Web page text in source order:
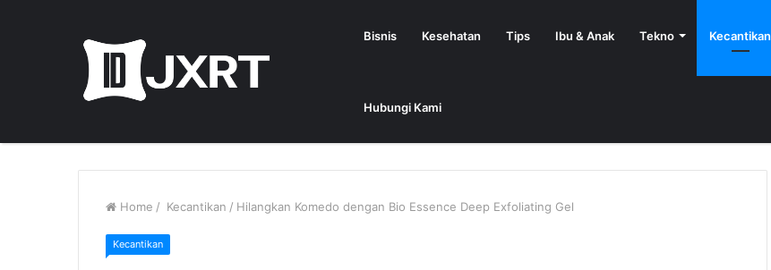
Bisnis Kesehatan Tips Ibu & Anak Tekno Kecantikan
Hubungi Kami
Home / Kecantikan / Hilangkan Komedo dengan Bio Essence Deep Exfoliating Gel
Kecantikan